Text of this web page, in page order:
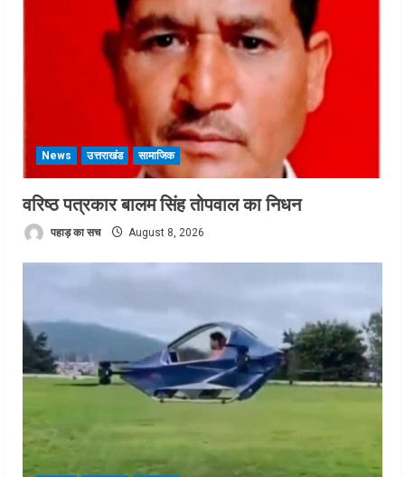
News उत्तराखंड सामाजिक
वरिष्ठ पत्रकार बालम सिंह तोपवाल का निधन
पहाड़ का सच August 8, 2026